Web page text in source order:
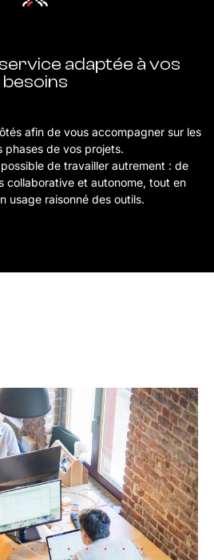
adaptée à vos
besoins
afin de vous accompagner sur les
phases de vos projets.
de travailler autrement : de
collaborative et autonome, tout en
usage raisonné des outils.